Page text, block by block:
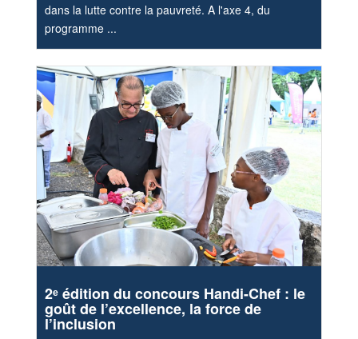
dans la lutte contre la pauvreté. A l'axe 4, du
programme ...
2ᵉ édition du concours Handi-Chef : le
goût de l’excellence, la force de
l’inclusion